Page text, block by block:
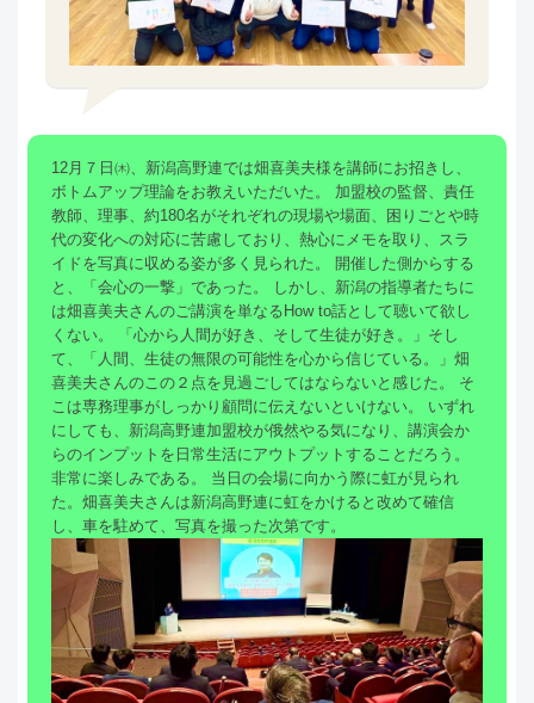
12月７日㈭、新潟高野連では畑喜美夫様を講師にお招きし、
ボトムアップ理論をお教えいただいた。 加盟校の監督、責任
教師、理事、約180名がそれぞれの現場や場面、困りごとや時
代の変化への対応に苦慮しており、熱心にメモを取り、スラ
イドを写真に収める姿が多く見られた。 開催した側からする
と、「会心の一撃」であった。 しかし、新潟の指導者たちに
は畑喜美夫さんのご講演を単なるHow to話として聴いて欲し
くない。 「心から人間が好き、そして生徒が好き。」そし
て、「人間、生徒の無限の可能性を心から信じている。」畑
喜美夫さんのこの２点を見過ごしてはならないと感じた。 そ
こは専務理事がしっかり顧問に伝えないといけない。 いずれ
にしても、新潟高野連加盟校が俄然やる気になり、講演会か
らのインプットを日常生活にアウトプットすることだろう。
非常に楽しみである。 当日の会場に向かう際に虹が見られ
た。畑喜美夫さんは新潟高野連に虹をかけると改めて確信
し、車を駐めて、写真を撮った次第です。